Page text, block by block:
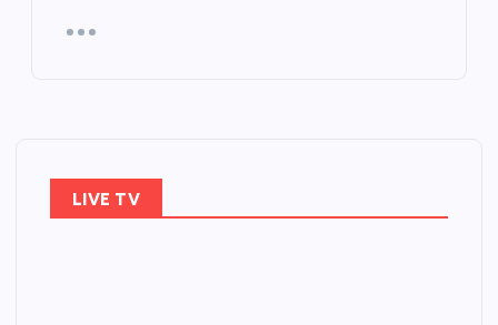
LIVE TV